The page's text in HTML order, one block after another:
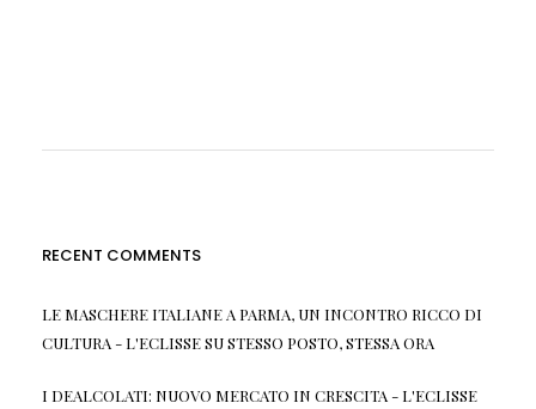
RECENT COMMENTS
LE MASCHERE ITALIANE A PARMA, UN INCONTRO RICCO DI
CULTURA - L'ECLISSESUSTESSO POSTO, STESSA ORA
I DEALCOLATI: NUOVO MERCATO IN CRESCITA - L'ECLISSE